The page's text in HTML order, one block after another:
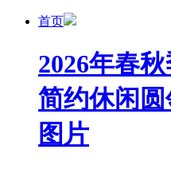
首页
2026年春
简约休闲
图片